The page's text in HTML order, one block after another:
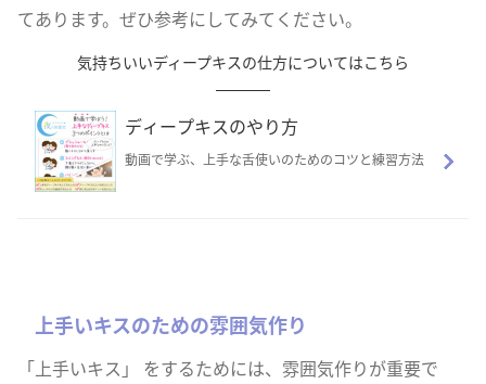
てあります。ぜひ参考にしてみてください。
気持ちいいディープキスの仕方についてはこちら
ディープキスのやり方
動画で学ぶ、上手な舌使いのためのコツと練習方法
上手いキスのための雰囲気作り
「上手いキス」 をするためには、雰囲気作りが重要で